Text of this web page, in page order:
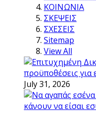
ΚΟΙΝΩΝΙΑ
ΣΚΕΨΕΙΣ
ΣΧΕΣΕΙΣ
Sitemap
View All
προϋποθέσεις
July 31, 2026
κάνουν να είσαι